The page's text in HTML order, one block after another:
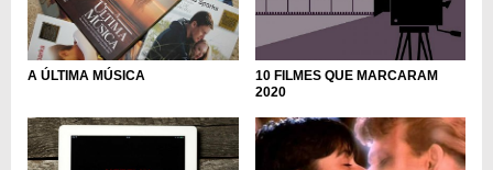
A ÚLTIMA MÚSICA
10 FILMES QUE MARCARAM
2020